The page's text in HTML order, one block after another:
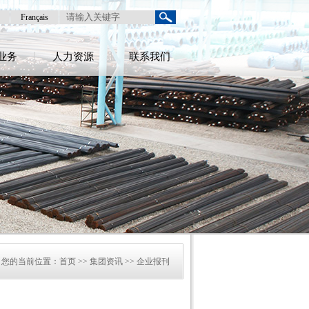
Français
务 人力资源 联系我们
您的当前位置： 首页 >> 集团资讯 >> 企业报刊